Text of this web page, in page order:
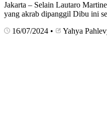
Jakarta – Selain Lautaro
yang akrab dipanggil Dibu ini
16/07/2024 • Yahya